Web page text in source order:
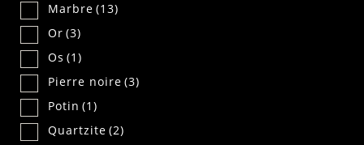
Marbre (13)
Or (3)
Os (1)
Pierre noire (3)
Potin (1)
Quartzite (2)